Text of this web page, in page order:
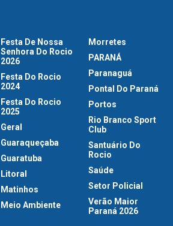
Festa De Nossa
Senhora Do Rocio
2026
Festa Do Rocio
2024
Festa Do Rocio
2025
Geral
Guaraqueçaba
Guaratuba
Litoral
Matinhos
Meio Ambiente
Morretes
PARANÁ
Paranaguá
Pontal Do Paraná
Portos
Rio Branco Sport
Club
Santuário Do
Rocio
Saúde
Setor Policial
Verão Maior
Paraná 2026